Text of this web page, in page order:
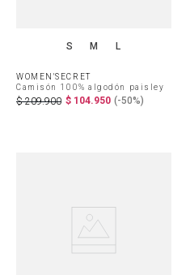
S M L
WOMEN'SECRET
Camisón 100% algodón paisley
$ 209.900 $ 104.950 (-50%)